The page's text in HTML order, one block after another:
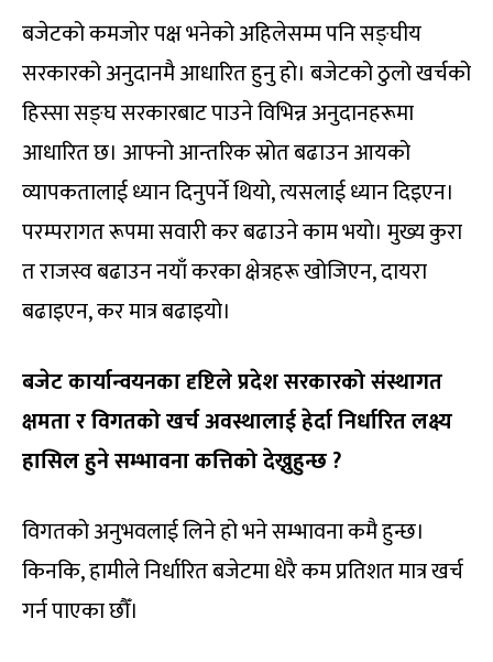
बजेटको कमजोर पक्ष भनेको अहिलेसम्म पनि सङ्घीय
सरकारको अनुदानमै आधारित हुनु हो। बजेटको ठुलो खर्चको
हिस्सा सङ्घ सरकारबाट पाउने विभिन्न अनुदानहरूमा
आधारित छ। आफ्नो आन्तरिक स्रोत बढाउन आयको
व्यापकतालाई ध्यान दिनुपर्ने थियो, त्यसलाई ध्यान दिइएन।
परम्परागत रूपमा सवारी कर बढाउने काम भयो। मुख्य कुरा
त राजस्व बढाउन नयाँ करका क्षेत्रहरू खोजिएन, दायरा
बढाइएन, कर मात्र बढाइयो।
बजेट कार्यान्वयनका दृष्टिले प्रदेश सरकारको संस्थागत
क्षमता र विगतको खर्च अवस्थालाई हेर्दा निर्धारित लक्ष्य
हासिल हुने सम्भावना कत्तिको देख्नुहुन्छ ?
विगतको अनुभवलाई लिने हो भने सम्भावना कमै हुन्छ।
किनकि, हामीले निर्धारित बजेटमा धेरै कम प्रतिशत मात्र खर्च
गर्न पाएका छौँ।